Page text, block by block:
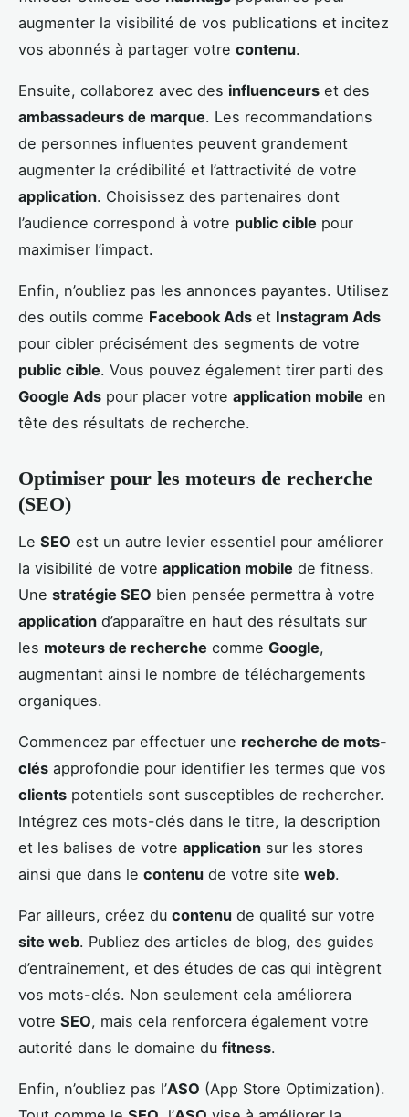
augmenter la visibilité de vos publications et incitez
vos abonnés à partager votre contenu.
Ensuite, collaborez avec des influenceurs et des
ambassadeurs de marque. Les recommandations
de personnes influentes peuvent grandement
augmenter la crédibilité et l’attractivité de votre
application. Choisissez des partenaires dont
l’audience correspond à votre public cible pour
maximiser l’impact.
Enfin, n’oubliez pas les annonces payantes. Utilisez
des outils comme Facebook Ads et Instagram Ads
pour cibler précisément des segments de votre
public cible. Vous pouvez également tirer parti des
Google Ads pour placer votre application mobile en
tête des résultats de recherche.
Optimiser pour les moteurs de recherche
(SEO)
Le SEO est un autre levier essentiel pour améliorer
la visibilité de votre application mobile de fitness.
Une stratégie SEO bien pensée permettra à votre
application d’apparaître en haut des résultats sur
les moteurs de recherche comme Google,
augmentant ainsi le nombre de téléchargements
organiques.
Commencez par effectuer une recherche de mots-
clés approfondie pour identifier les termes que vos
clients potentiels sont susceptibles de rechercher.
Intégrez ces mots-clés dans le titre, la description
et les balises de votre application sur les stores
ainsi que dans le contenu de votre site web.
Par ailleurs, créez du contenu de qualité sur votre
site web. Publiez des articles de blog, des guides
d’entraînement, et des études de cas qui intègrent
vos mots-clés. Non seulement cela améliorera
votre SEO, mais cela renforcera également votre
autorité dans le domaine du fitness.
Enfin, n’oubliez pas l’ASO (App Store Optimization).